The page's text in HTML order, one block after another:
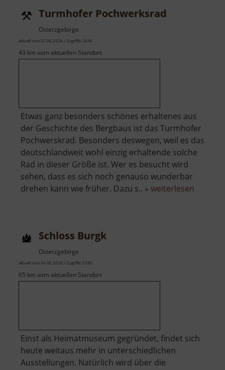
Turmhofer Pochwerksrad
Osterzgebirge
aktuell vom 07.06.2026 / Zugriffe: 2694
43 km vom aktuellen Standort
Etwas ganz besonders schönes erhaltenes aus
der Geschichte des Bergbaus ist das Turmhofer
Pochwerskrad. Besonders deswegen, weil es das
deutschlandweit wohl einzig erhaltende solche
Rad in dieser Größe ist. Wer es besucht wird
sehen, dass es sich noch genauso wunderbar
drehen kann wie früher. Dazu s.. » weiterlesen
Schloss Burgk
Osterzgebirge
aktuell vom 04.06.2026 / Zugriffe: 5285
65 km vom aktuellen Standort
Einst als Heimatmuseum gegründet, findet sich
heute weitaus mehr in unterschiedlichen
Ausstellungen. Natürlich wird über die